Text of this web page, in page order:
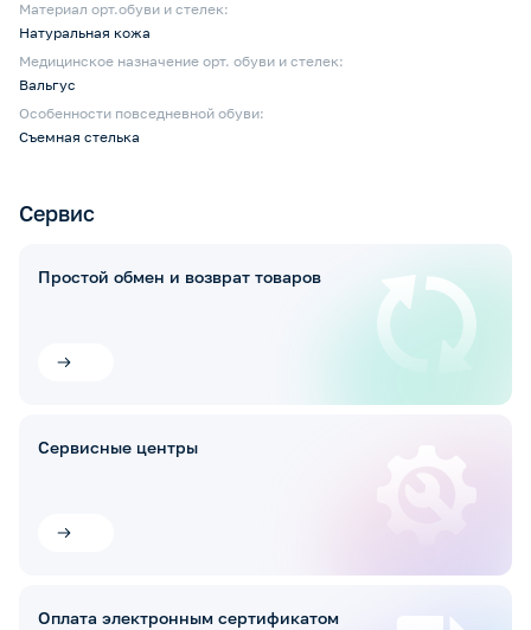
Материал орт.обуви и стелек:
Натуральная кожа
Медицинское назначение орт. обуви и стелек:
Вальгус
Особенности повседневной обуви:
Съемная стелька
Сервис
Простой обмен и возврат товаров
Сервисные центры
Оплата электронным сертификатом